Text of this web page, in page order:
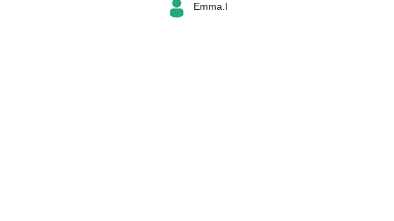
木場公園。 走り終わっ
も良さそう。
Emma.I